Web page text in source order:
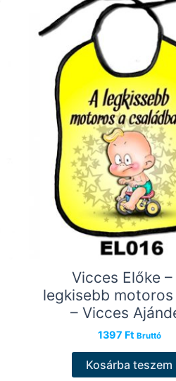
Vicces Előke –
legkisebb motoros
– Vicces
1397 Ft Bruttó
Kosárba teszem